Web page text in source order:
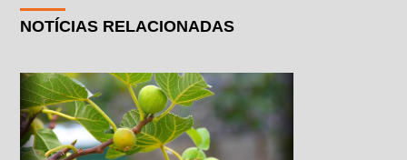
NOTÍCIAS RELACIONADAS